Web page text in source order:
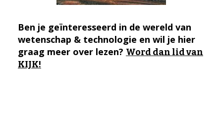
Ben je geïnteresseerd in de wereld van
wetenschap & technologie en wil je hier
graag meer over lezen? Word dan lid van
KIJK!